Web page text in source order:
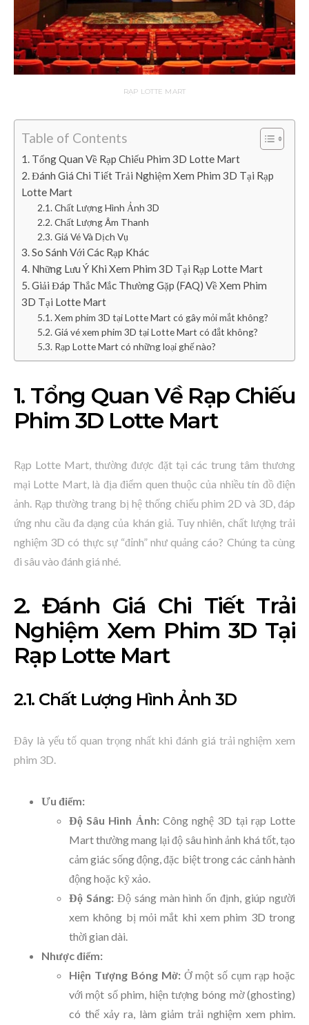
RẠP LOTTE MART
Table of Contents
1. Tổng Quan Về Rạp Chiếu Phim 3D Lotte Mart
2. Đánh Giá Chi Tiết Trải Nghiệm Xem Phim 3D Tại Rạp
Lotte Mart
2.1. Chất Lượng Hình Ảnh 3D
2.2. Chất Lượng Âm Thanh
2.3. Giá Vé Và Dịch Vụ
3. So Sánh Với Các Rạp Khác
4. Những Lưu Ý Khi Xem Phim 3D Tại Rạp Lotte Mart
5. Giải Đáp Thắc Mắc Thường Gặp (FAQ) Về Xem Phim
3D Tại Lotte Mart
5.1. Xem phim 3D tại Lotte Mart có gây mỏi mắt không?
5.2. Giá vé xem phim 3D tại Lotte Mart có đắt không?
5.3. Rạp Lotte Mart có những loại ghế nào?
1. Tổng Quan Về Rạp Chiếu
Phim 3D Lotte Mart
Rạp Lotte Mart, thường được đặt tại các trung tâm thương
mại Lotte Mart, là địa điểm quen thuộc của nhiều tín đồ điện
ảnh. Rạp thường trang bị hệ thống chiếu phim 2D và 3D, đáp
ứng nhu cầu đa dạng của khán giả. Tuy nhiên, chất lượng trải
nghiệm 3D có thực sự “đỉnh” như quảng cáo? Chúng ta cùng
đi sâu vào đánh giá nhé.
2. Đánh Giá Chi Tiết Trải
Nghiệm Xem Phim 3D Tại
Rạp Lotte Mart
2.1. Chất Lượng Hình Ảnh 3D
Đây là yếu tố quan trọng nhất khi đánh giá trải nghiệm xem
phim 3D.
Ưu điểm:
Độ Sâu Hình Ảnh:Công nghệ 3D tại rạp Lotte
Mart thường mang lại độ sâu hình ảnh khá tốt, tạo
cảm giác sống động, đặc biệt trong các cảnh hành
động hoặc kỹ xảo.
Độ Sáng:Độ sáng màn hình ổn định, giúp người
xem không bị mỏi mắt khi xem phim 3D trong
thời gian dài.
Nhược điểm:
Hiện Tượng Bóng Mờ:Ở một số cụm rạp hoặc
với một số phim, hiện tượng bóng mờ (ghosting)
có thể xảy ra, làm giảm trải nghiệm xem phim.